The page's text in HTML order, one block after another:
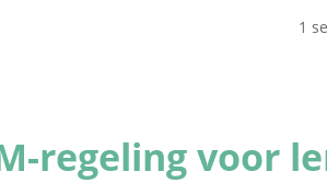
1
regeling voor